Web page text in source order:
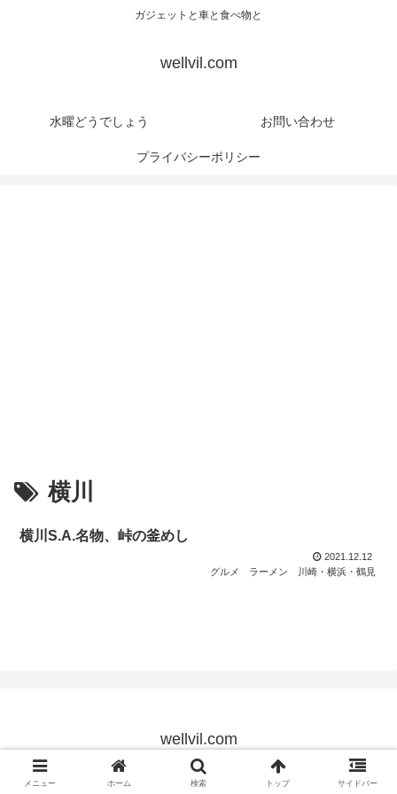
ガジェットと車と食べ物と
wellvil.com
水曜どうでしょう お問い合わせ
プライバシーポリシー
横川
横川S.A.名物、峠の釜めし
2021.12.12
グルメ
ラーメン 川崎・横浜・鶴見
wellvil.com
© 2021 wellvil.com.
メニュー ホーム 検索 トップ サイドバー